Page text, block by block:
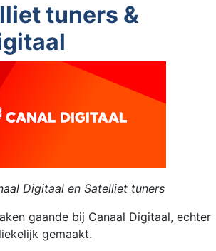
tuners &
Digitaal en Satelliet tuners
gaande bij Canaal Digitaal, echter
gemaakt.